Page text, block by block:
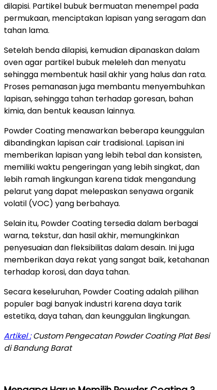
dilapisi. Partikel bubuk bermuatan menempel pada
permukaan, menciptakan lapisan yang seragam dan
tahan lama.
Setelah benda dilapisi, kemudian dipanaskan dalam
oven agar partikel bubuk meleleh dan menyatu
sehingga membentuk hasil akhir yang halus dan rata.
Proses pemanasan juga membantu menyembuhkan
lapisan, sehingga tahan terhadap goresan, bahan
kimia, dan bentuk keausan lainnya.
Powder Coating menawarkan beberapa keunggulan
dibandingkan lapisan cair tradisional. Lapisan ini
memberikan lapisan yang lebih tebal dan konsisten,
memiliki waktu pengeringan yang lebih singkat, dan
lebih ramah lingkungan karena tidak mengandung
pelarut yang dapat melepaskan senyawa organik
volatil (VOC) yang berbahaya.
Selain itu, Powder Coating tersedia dalam berbagai
warna, tekstur, dan hasil akhir, memungkinkan
penyesuaian dan fleksibilitas dalam desain. Ini juga
memberikan daya rekat yang sangat baik, ketahanan
terhadap korosi, dan daya tahan.
Secara keseluruhan, Powder Coating adalah pilihan
populer bagi banyak industri karena daya tarik
estetika, daya tahan, dan keunggulan lingkungan.
Artikel :Custom Pengecatan Powder Coating Plat Besi
di Bandung Barat